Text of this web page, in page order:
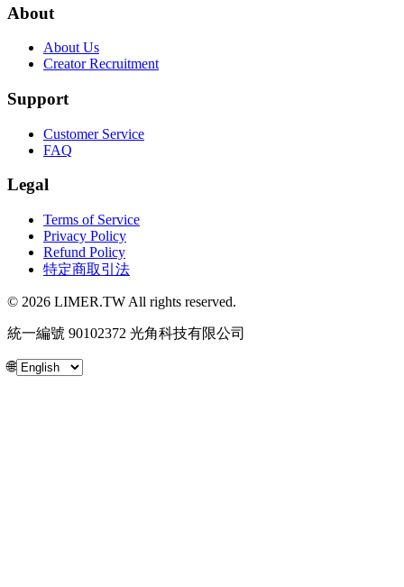
About
About Us
Creator Recruitment
Support
Customer Service
FAQ
Legal
Terms of Service
Privacy Policy
Refund Policy
特定商取引法
© 2026 LIMER.TW All rights reserved.
統一編號 90102372 光角科技有限公司
🌐